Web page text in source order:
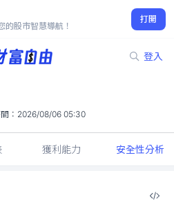
的股市智慧導航！
打開
登入
-3.4%
： 2026/08/06 05:30
獲利能力 安全性分析